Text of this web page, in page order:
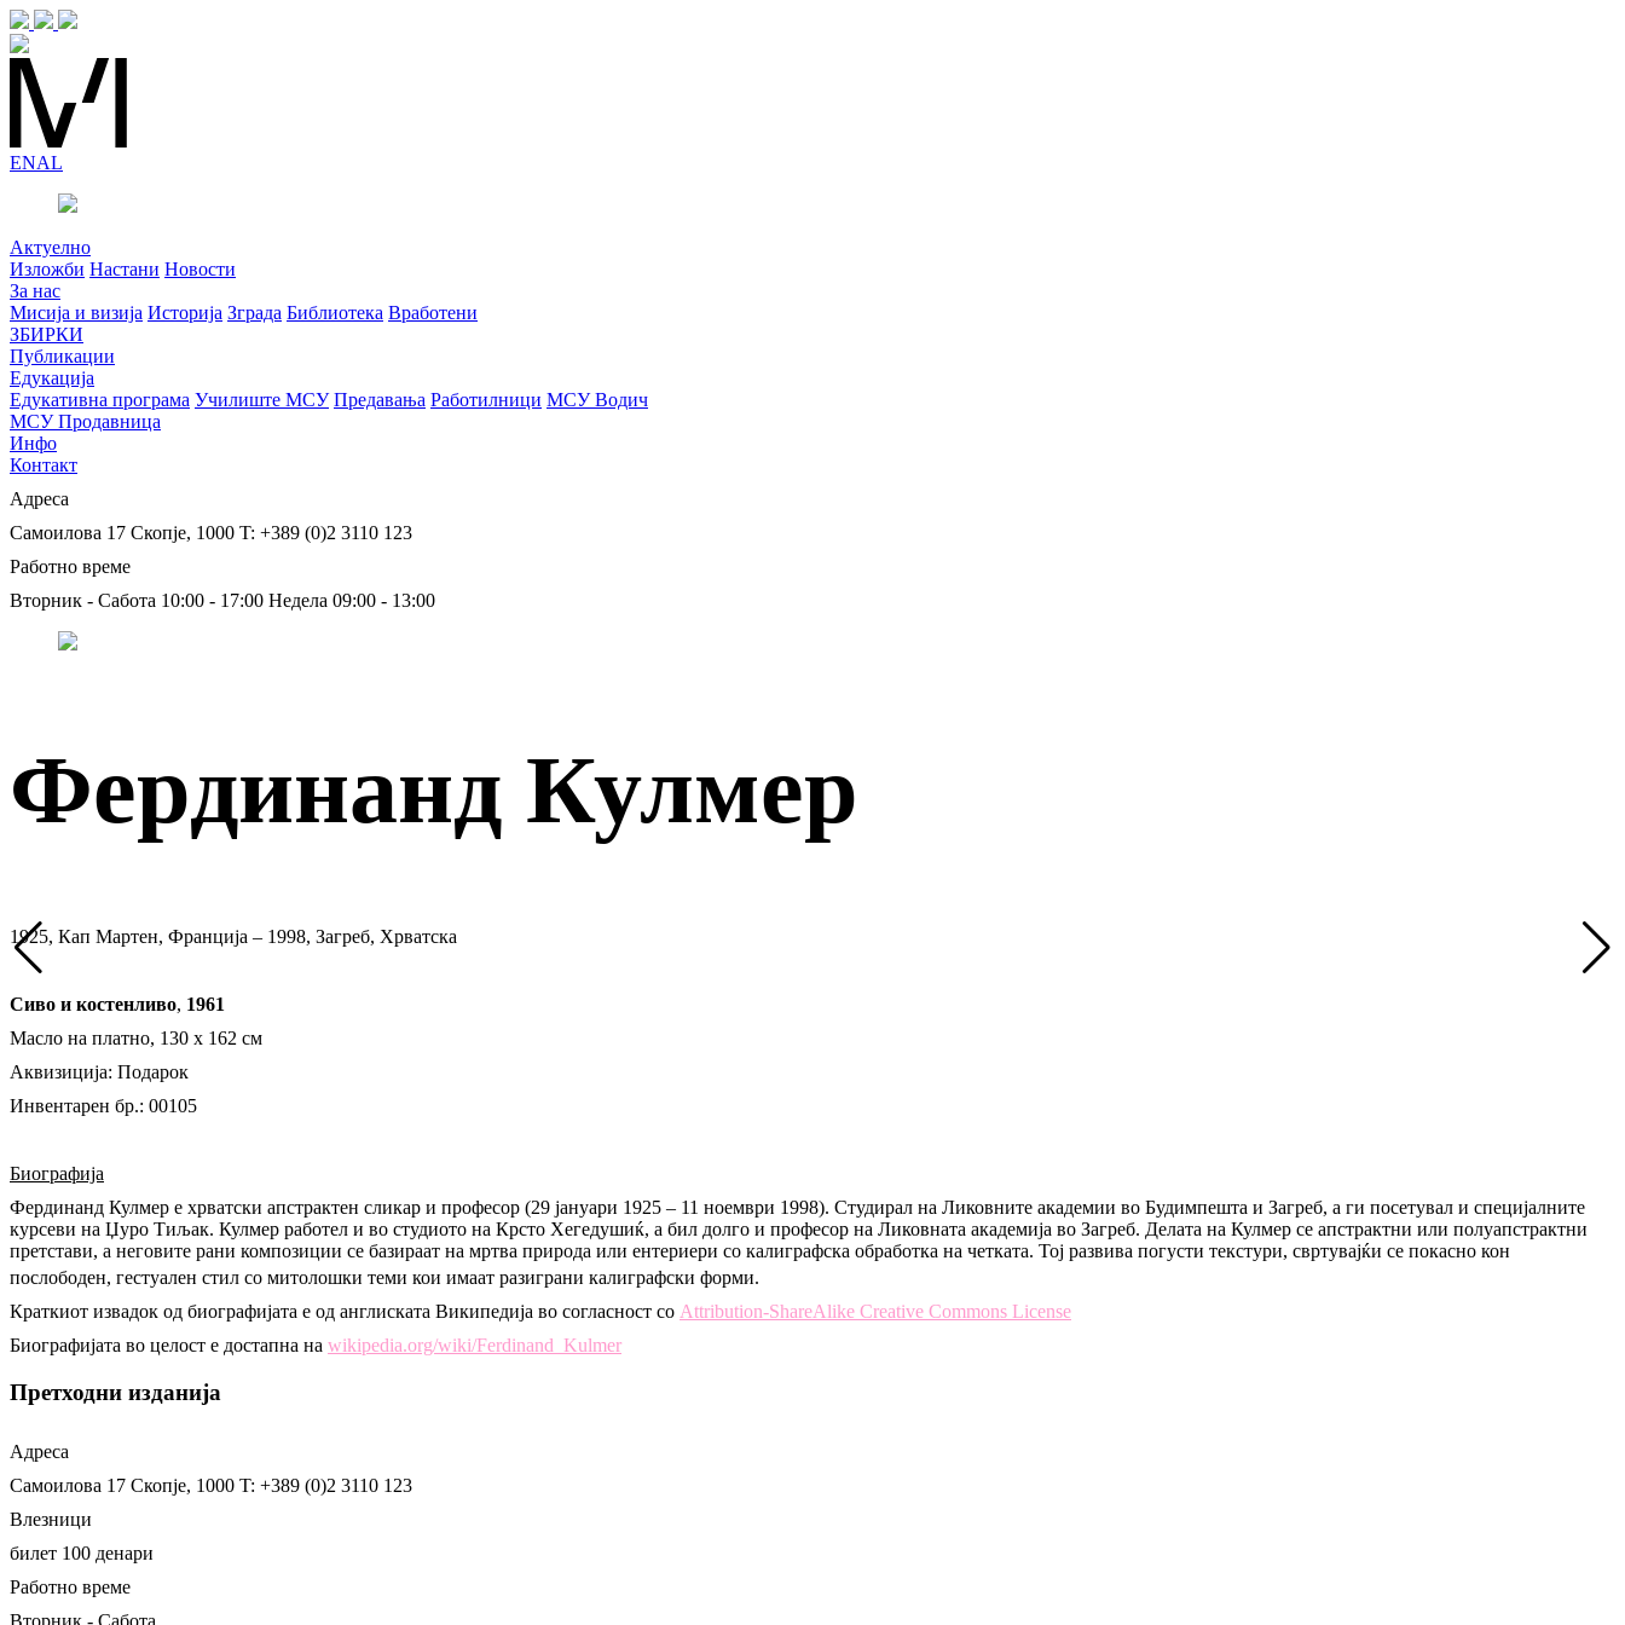
ENAL
Актуелно
Изложби Настани Новости
За нас
Мисија и визија Историја Зграда Библиотека Вработени
ЗБИРКИ
Публикации
Едукација
Едукативна програма Училиште МСУ Предавања Работилници МСУ Водич
МСУ Продавница
Инфо
Контакт
Адреса
Самоилова 17 Скопје, 1000 T: +389 (0)2 3110 123
Работно време
Вторник - Сабота 10:00 - 17:00 Недела 09:00 - 13:00
Фердинанд Кулмер
1925, Кап Мартен, Франција – 1998, Загреб, Хрватска
Сиво и костенливо, 1961
Масло на платно, 130 х 162 см
Аквизиција: Подарок
Инвентарен бр.: 00105
Биографија
Фердинанд Кулмер е хрватски апстрактен сликар и професор (29 јануари 1925 – 11 ноември 1998). Студирал на Ликовните академии во Будимпешта и Загреб, а ги посетувал и специјалните
курсеви на Џуро Тиљак. Кулмер работел и во студиото на Крсто Хегедушиќ, а бил долго и професор на Ликовната академија во Загреб. Делата на Кулмер се апстрактни или полуапстрактни
претстави, а неговите рани композиции се базираат на мртва природа или ентериери со калиграфска обработка на четката. Тој развива погусти текстури, свртувајќи се покасно кон
послободен, гестуален стил со митолошки теми кои имаат разиграни калиграфски форми.
Краткиот извадок од биографијата е од англиската Википедија во согласност со Attribution-ShareAlike Creative Commons License
Биографијата во целост е достапна на wikipedia.org/wiki/Ferdinand_Kulmer
Претходни изданија
Адреса
Самоилова 17 Скопје, 1000 T: +389 (0)2 3110 123
Влезници
билет 100 денари
Работно време
Вторник - Сабота